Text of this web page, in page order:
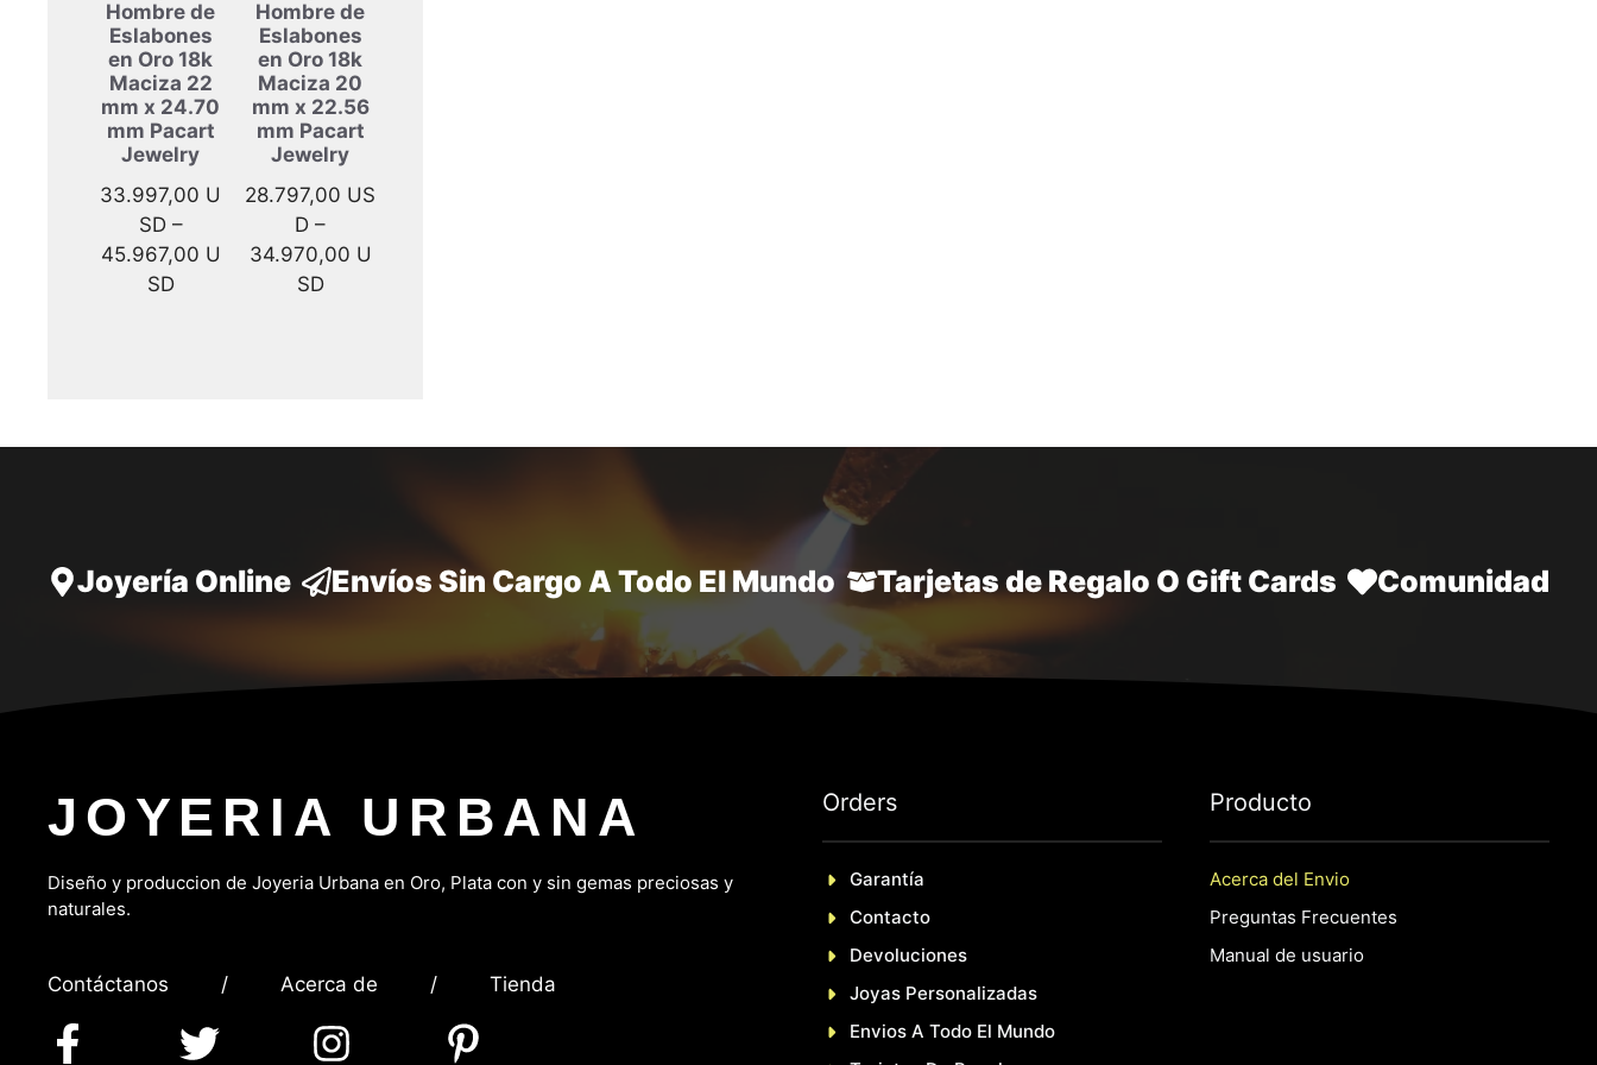
Hombre de
Eslabones
en Oro 18k
Maciza 22
mm x 24.70
mm Pacart
Jewelry
33.997,00 U
SD –
45.967,00 U
SDRango
Hombre de
Eslabones
en Oro 18k
Maciza 20
mm x 22.56
mm Pacart
Jewelry
28.797,00 US
D –
34.970,00 U
SDRango
Joyería Online Envíos Sin Cargo A Todo El Mundo Tarjetas de Regalo O Gift Cards Comunidad
JOYERIA URBANA
Diseño y produccion de Joyeria Urbana en Oro, Plata con y sin gemas preciosas y
naturales.
Contáctanos / Acerca de / Tienda
Orders
Garantía
Contacto
Devoluciones
Joyas Personalizadas
EnVios A Todo El Mundo
Producto
Acerca del Envio
Preguntas Frecuentes
Manual de usuario